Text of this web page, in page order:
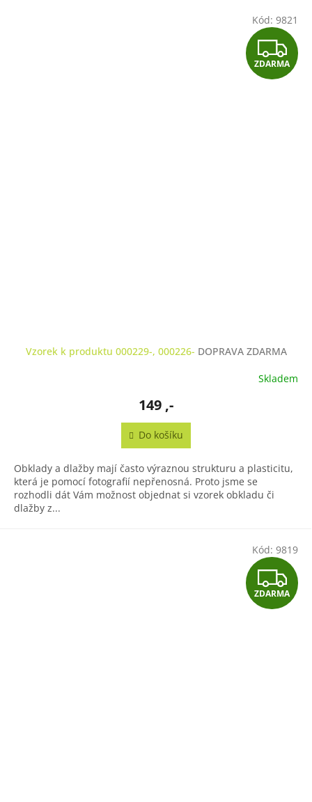
Z
D
ZDARMA
Vzorek k produktu 000229-, 000226- DOPRAVA ZDARMA
Skladem
149 ,-
Do košíku
Obklady a dlažby mají často výraznou strukturu a plasticitu,
která je pomocí fotografií nepřenosná. Proto jsme se
rozhodli dát Vám možnost objednat si vzorek obkladu či
dlažby z...
Kód: 9821
Z
D
ZDARMA
Kód: 9819